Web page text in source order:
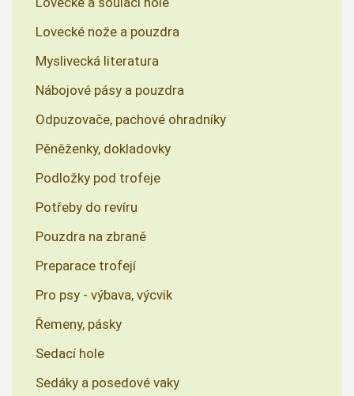
Lovecké nože a pouzdra
Myslivecká literatura
Nábojové pásy a pouzdra
Odpuzovače, pachové ohradníky
Pěněženky, dokladovky
Podložky pod trofeje
Potřeby do revíru
Pouzdra na zbraně
Preparace trofejí
Pro psy - výbava, výcvik
Řemeny, pásky
Sedací hole
Sedáky a posedové vaky